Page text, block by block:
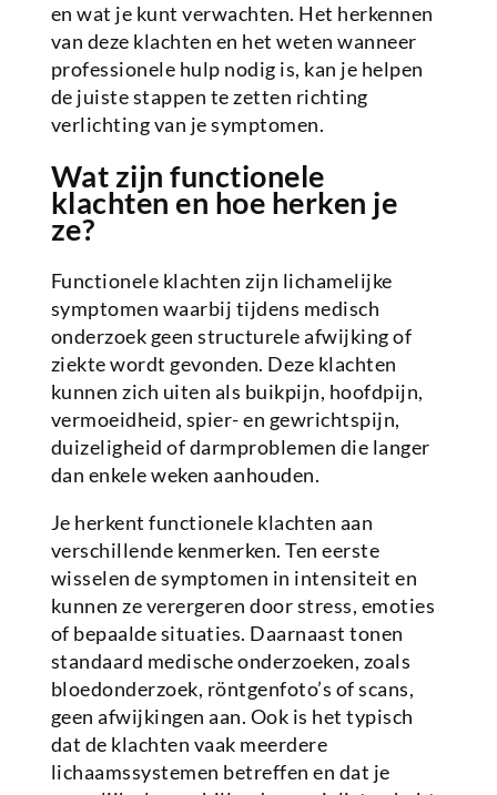
en wat je kunt verwachten. Het herkennen
van deze klachten en het weten wanneer
professionele hulp nodig is, kan je helpen
de juiste stappen te zetten richting
verlichting van je symptomen.
Wat zijn functionele
klachten en hoe herken je
ze?
Functionele klachten zijn lichamelijke
symptomen waarbij tijdens medisch
onderzoek geen structurele afwijking of
ziekte wordt gevonden. Deze klachten
kunnen zich uiten als buikpijn, hoofdpijn,
vermoeidheid, spier- en gewrichtspijn,
duizeligheid of darmproblemen die langer
dan enkele weken aanhouden.
Je herkent functionele klachten aan
verschillende kenmerken. Ten eerste
wisselen de symptomen in intensiteit en
kunnen ze verergeren door stress, emoties
of bepaalde situaties. Daarnaast tonen
standaard medische onderzoeken, zoals
bloedonderzoek, röntgenfoto’s of scans,
geen afwijkingen aan. Ook is het typisch
dat de klachten vaak meerdere
lichaamssystemen betreffen en dat je